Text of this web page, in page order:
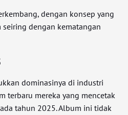
dengan konsep yang
dengan kematangan
dominasinya di industri
terbaru mereka yang mencetak
tahun 2025. Album ini tidak